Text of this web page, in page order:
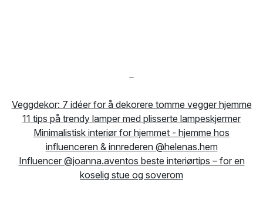
-
Veggdekor: 7 idéer for å dekorere tomme vegger hjemme
11 tips på trendy lamper med plisserte lampeskjermer
Minimalistisk interiør for hjemmet - hjemme hos
influenceren & innrederen @helenas.hem
Influencer @joanna.aventos beste interiørtips – for en
koselig stue og soverom